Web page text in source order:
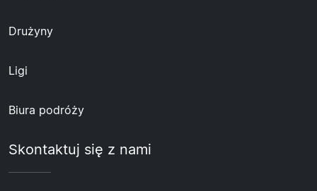
Drużyny
Ligi
Biura podróży
Skontaktuj się z nami